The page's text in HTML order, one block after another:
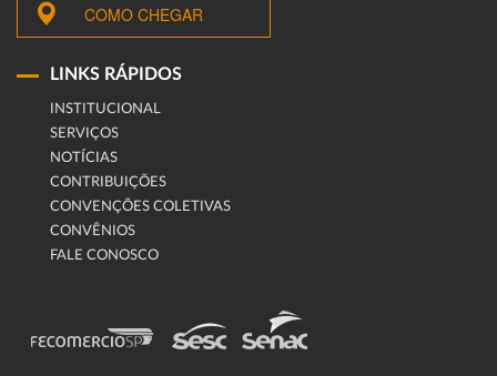
COMO CHEGAR
LINKS RÁPIDOS
INSTITUCIONAL
SERVIÇOS
NOTÍCIAS
CONTRIBUIÇÕES
CONVENÇÕES COLETIVAS
CONVÊNIOS
FALE CONOSCO